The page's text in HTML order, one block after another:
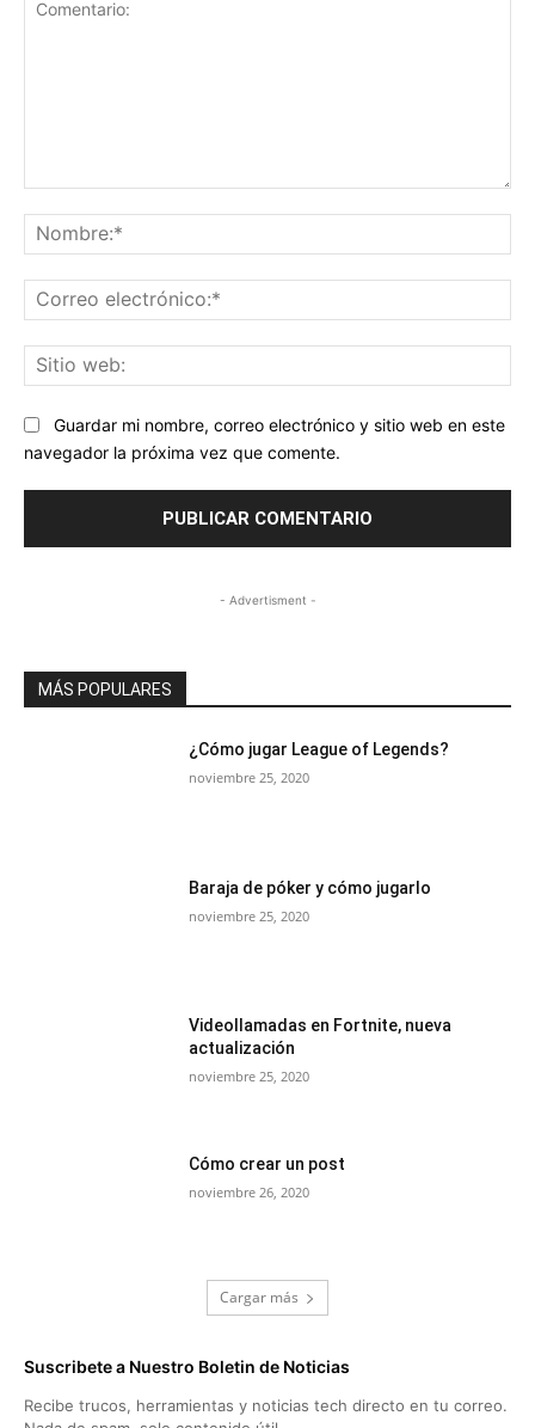
Guardar mi nombre, correo electrónico y sitio web en este
navegador la próxima vez que comente.
- Advertisment -
MÁS POPULARES
¿Cómo jugar League of Legends?
noviembre 25, 2020
Baraja de póker y cómo jugarlo
noviembre 25, 2020
Videollamadas en Fortnite, nueva
actualización
noviembre 25, 2020
Cómo crear un post
noviembre 26, 2020
Cargar más
Suscribete a Nuestro Boletin de Noticias
Recibe trucos, herramientas y noticias tech directo en tu correo.